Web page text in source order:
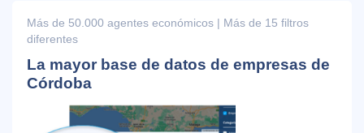
Más de 50.000 agentes económicos | Más de 15 filtros
diferentes
La mayor base de datos de empresas de
Córdoba